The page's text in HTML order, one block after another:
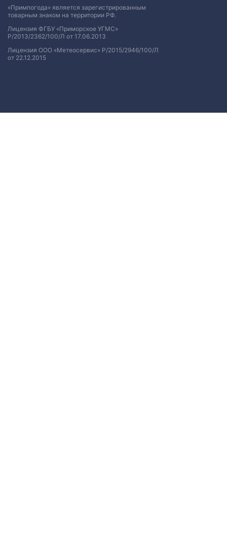
«Примпогода» является зарегистрированным
товарным знаком на территории РФ.
Лицензия ФГБУ «Приморское УГМС»
Р/2013/2362/100/Л от 17.06.2013
Лицензия ООО «Метеосервис» Р/2015/2946/100/Л
от 22.12.2015